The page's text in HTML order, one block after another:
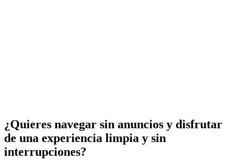
¿Quieres navegar sin anuncios y disfrutar
de una experiencia limpia y sin
interrupciones?